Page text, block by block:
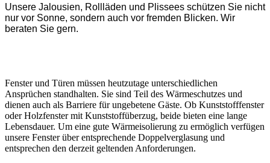
Unsere Jalousien, Rollläden und Plissees schützen Sie nicht
nur vor Sonne, sondern auch vor fremden Blicken. Wir
beraten Sie gern.
Fenster und Türen müssen heutzutage unterschiedlichen
Ansprüchen standhalten. Sie sind Teil des Wärmeschutzes und
dienen auch als Barriere für ungebetene Gäste. Ob Kunststofffenster
oder Holzfenster mit Kunststoffüberzug, beide bieten eine lange
Lebensdauer. Um eine gute Wärmeisolierung zu ermöglich verfügen
unsere Fenster über entsprechende Doppelverglasung und
entsprechen den derzeit geltenden Anforderungen.